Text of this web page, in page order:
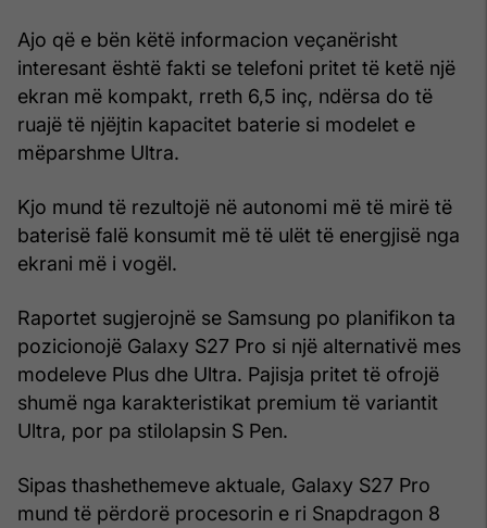
Ajo që e bën këtë informacion veçanërisht
interesant është fakti se telefoni pritet të ketë një
ekran më kompakt, rreth 6,5 inç, ndërsa do të
ruajë të njëjtin kapacitet baterie si modelet e
mëparshme Ultra.
Kjo mund të rezultojë në autonomi më të mirë të
baterisë falë konsumit më të ulët të energjisë nga
ekrani më i vogël.
Raportet sugjerojnë se Samsung po planifikon ta
pozicionojë Galaxy S27 Pro si një alternativë mes
modeleve Plus dhe Ultra. Pajisja pritet të ofrojë
shumë nga karakteristikat premium të variantit
Ultra, por pa stilolapsin S Pen.
Sipas thashethemeve aktuale, Galaxy S27 Pro
mund të përdorë procesorin e ri Snapdragon 8